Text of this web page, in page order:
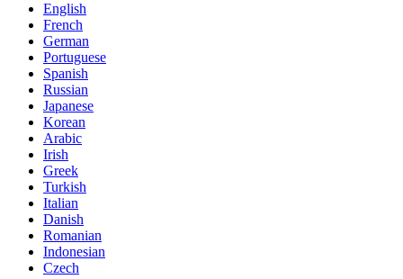
English
French
German
Portuguese
Spanish
Russian
Japanese
Korean
Arabic
Irish
Greek
Turkish
Italian
Danish
Romanian
Indonesian
Czech